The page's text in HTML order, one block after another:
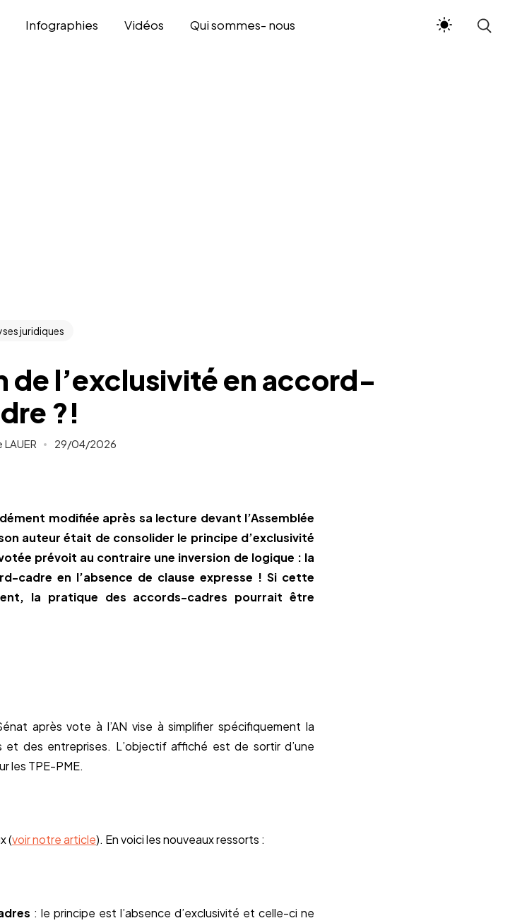
Infographies Vidéos Qui sommes- nous
juridiques
de l’exclusivité en accord-
?!
LAUER 29/04/2026
modifiée après sa lecture devant l’Assemblée
auteur était de consolider le principe d’exclusivité
prévoit au contraire une inversion de logique : la
cadre en l’absence de clause expresse ! Si cette
la pratique des accords-cadres pourrait être
après vote à l’AN vise à simplifier spécifiquement la
et des entreprises. L’objectif affiché est de sortir d’une
les TPE-PME.
(voir notre article). En voici les nouveaux ressorts :
: le principe est l’absence d’exclusivité et celle-ci ne